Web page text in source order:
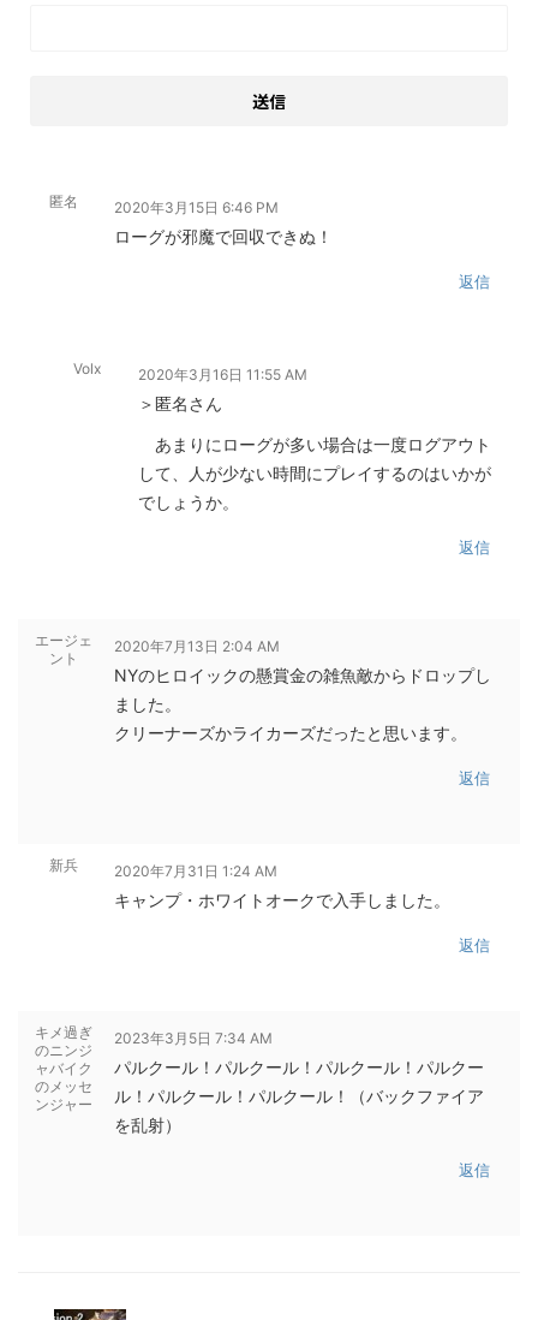
匿名 2020年3月15日 6:46 PM
ローグが邪魔で回収できぬ！
返信
Volx 2020年3月16日 11:55 AM
＞匿名さん
あまりにローグが多い場合は一度ログアウト
して、人が少ない時間にプレイするのはいかが
でしょうか。
返信
エージェ
ント
2020年7月13日 2:04 AM
NYのヒロイックの懸賞金の雑魚敵からドロップし
ました。
クリーナーズかライカーズだったと思います。
返信
新兵 2020年7月31日 1:24 AM
キャンプ・ホワイトオークで入手しました。
返信
キメ過ぎ
のニンジ
ャバイク
のメッセ
ンジャー
2023年3月5日 7:34 AM
パルクール！パルクール！パルクール！パルクー
ル！パルクール！パルクール！（バックファイア
を乱射）
返信